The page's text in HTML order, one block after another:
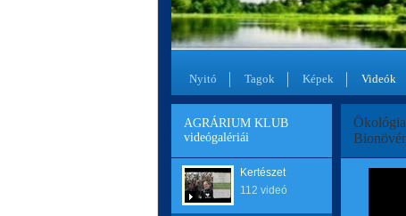
Nyitó Tagok Képek Videók
AGRÁRIUM KLUB
videógalériái
Kertészet
112 videó